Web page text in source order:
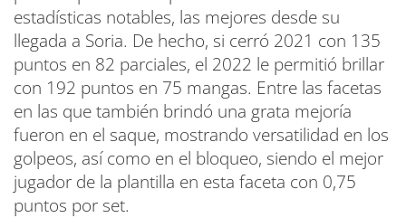
estadísticas notables, las mejores desde su
llegada a Soria. De hecho, si cerró 2021 con 135
puntos en 82 parciales, el 2022 le permitió brillar
con 192 puntos en 75 mangas. Entre las facetas
en las que también brindó una grata mejoría
fueron en el saque, mostrando versatilidad en los
golpeos, así como en el bloqueo, siendo el mejor
jugador de la plantilla en esta faceta con 0,75
puntos por set.